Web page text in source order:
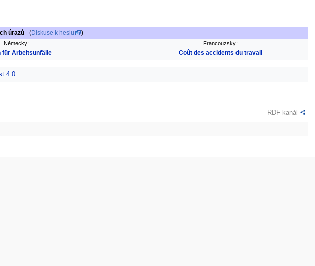
úrazů- (Diskuse k heslu )
Německy: Francouzsky:
für Arbeitsunfälle Coût des accidents du travail
4.0
RDF kanál